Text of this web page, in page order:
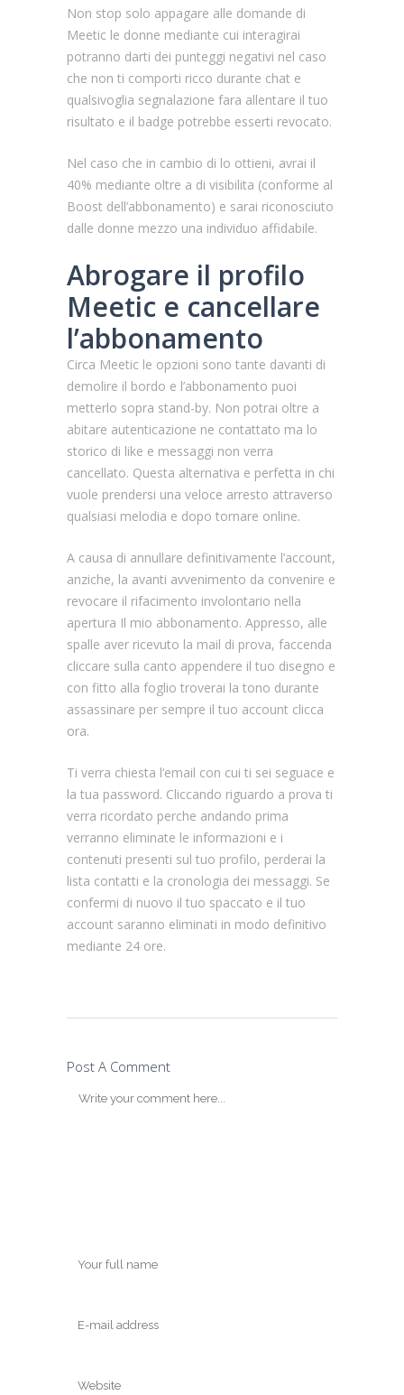
Non stop solo appagare alle domande di
Meetic le donne mediante cui interagirai
potranno darti dei punteggi negativi nel caso
che non ti comporti ricco durante chat e
qualsivoglia segnalazione fara allentare il tuo
risultato e il badge potrebbe esserti revocato.
Nel caso che in cambio di lo ottieni, avrai il
40% mediante oltre a di visibilita (conforme al
Boost dell’abbonamento) e sarai riconosciuto
dalle donne mezzo una individuo affidabile.
Abrogare il profilo
Meetic e cancellare
l’abbonamento
Circa Meetic le opzioni sono tante davanti di
demolire il bordo e l’abbonamento puoi
metterlo sopra stand-by. Non potrai oltre a
abitare autenticazione ne contattato ma lo
storico di like e messaggi non verra
cancellato. Questa alternativa e perfetta in chi
vuole prendersi una veloce arresto attraverso
qualsiasi melodia e dopo tornare online.
A causa di annullare definitivamente l’account,
anziche, la avanti avvenimento da convenire e
revocare il rifacimento involontario nella
apertura Il mio abbonamento. Appresso, alle
spalle aver ricevuto la mail di prova, faccenda
cliccare sulla canto appendere il tuo disegno e
con fitto alla foglio troverai la tono durante
assassinare per sempre il tuo account clicca
ora.
Ti verra chiesta l’email con cui ti sei seguace e
la tua password. Cliccando riguardo a prova ti
verra ricordato perche andando prima
verranno eliminate le informazioni e i
contenuti presenti sul tuo profilo, perderai la
lista contatti e la cronologia dei messaggi. Se
confermi di nuovo il tuo spaccato e il tuo
account saranno eliminati in modo definitivo
mediante 24 ore.
Post A Comment